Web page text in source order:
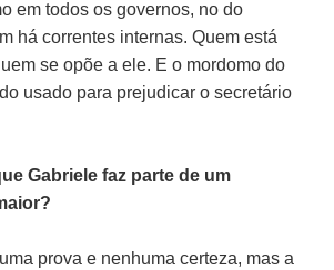
em todos os governos, no do
há correntes internas. Quem está
se opõe a ele. E o mordomo do
usado para prejudicar o secretário
Gabriele faz parte de um
prova e nenhuma certeza, mas a